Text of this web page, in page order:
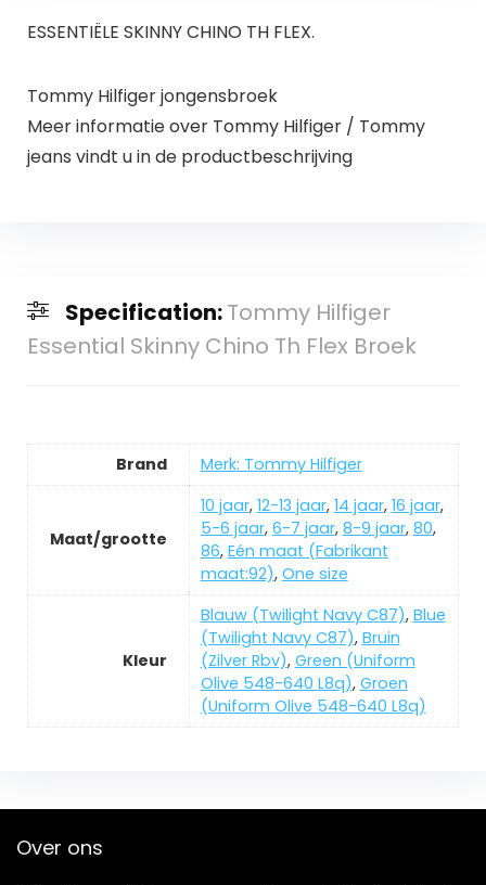
ESSENTIËLE SKINNY CHINO TH FLEX.
Tommy Hilfiger jongensbroek
Meer informatie over Tommy Hilfiger / Tommy
jeans vindt u in de productbeschrijving
Specification:Tommy Hilfiger
Essential Skinny Chino Th Flex Broek
Brand Merk: Tommy Hilfiger
Maat/grootte
10 jaar, 12-13 jaar, 14 jaar, 16 jaar,
5-6 jaar, 6-7 jaar, 8-9 jaar, 80,
86, Eén maat (Fabrikant
maat:92), One size
Kleur
Blauw (Twilight Navy C87), Blue
(Twilight Navy C87), Bruin
(Zilver Rbv), Green (Uniform
Olive 548-640 L8q), Groen
(Uniform Olive 548-640 L8q)
Over ons